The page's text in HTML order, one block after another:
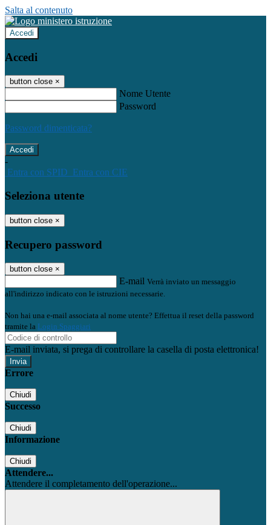
Salta al contenuto
Accedi
Accedi
button close ×
Nome Utente
Password
Password dimenticata?
-
Entra con SPID Entra con CIE
Seleziona utente
button close ×
Recupero password
button close ×
E-mail Verrà inviato un messaggio
all'indirizzo indicato con le istruzioni necessarie.
Non hai una e-mail associata al nome utente? Effettua il reset della password
tramite la Login Spaggiari
E-mail inviata, si prega di controllare la casella di posta elettronica!
Errore
Chiudi
Successo
Chiudi
Informazione
Chiudi
Attendere...
Attendere il completamento dell'operazione...